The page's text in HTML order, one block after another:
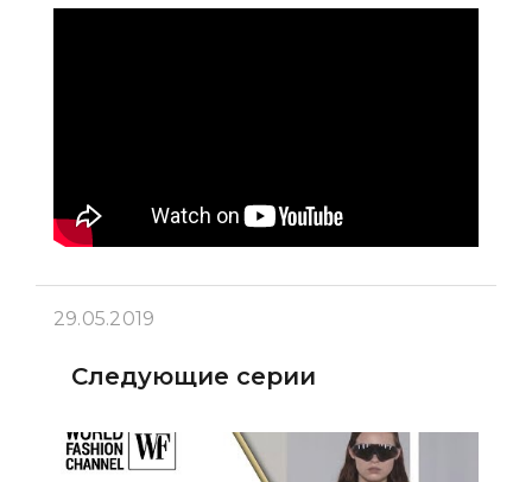
29.05.2019
Следующие серии